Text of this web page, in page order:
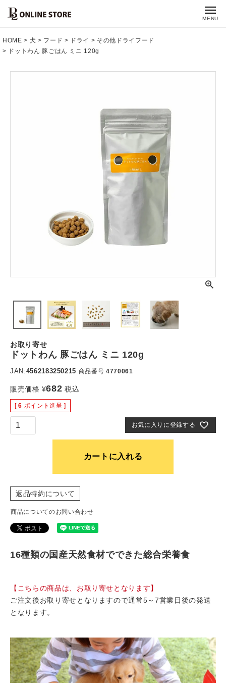
MENU
HOME 犬 フード ドライ
その他ドライフード
ドットわん 豚ごはん ミニ 120g
お取り寄せ
ドットわん 豚ごはん ミニ 120g
JAN:4562183250215 商品番号 4770061
販売価格 ¥682 税込
[ 6 ポイント進呈 ]
お気に入りに登録する
カートに入れる
返品特約について
商品についてのお問い合わせ
16種類の国産天然食材でできた総合栄養食
【こちらの商品は、お取り寄せとなります】
ご注文後お取り寄せとなりますので通常5～7営業日後の発送
となります。